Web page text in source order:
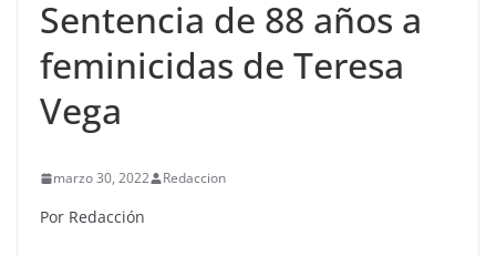
Sentencia de 88 años a
feminicidas de Teresa
Vega
marzo 30, 2022 Redaccion
Por Redacción